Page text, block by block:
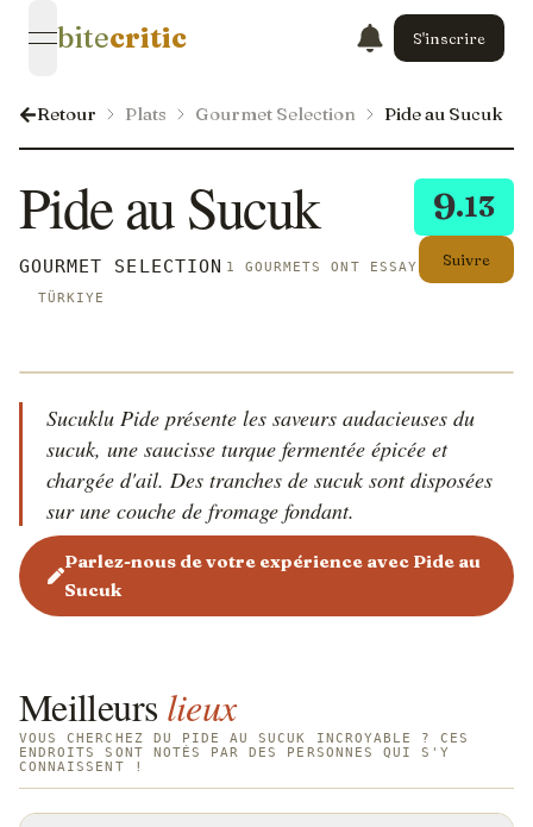
open navigation menu
bitecritic S'inscrire
Retour Plats Gourmet Selection Pide au Sucuk
9.13
Suivre
Pide au Sucuk
GOURMET SELECTION 1 GOURMETS ONT ESSAYÉ CECI
TÜRKIYE
Sucuklu Pide présente les saveurs audacieuses du
sucuk, une saucisse turque fermentée épicée et
chargée d'ail. Des tranches de sucuk sont disposées
sur une couche de fromage fondant.
Parlez-nous de votre expérience avec Pide au
Sucuk
Meilleurs lieux
VOUS CHERCHEZ DU PIDE AU SUCUK INCROYABLE ? CES
ENDROITS SONT NOTÉS PAR DES PERSONNES QUI S'Y
CONNAISSENT !